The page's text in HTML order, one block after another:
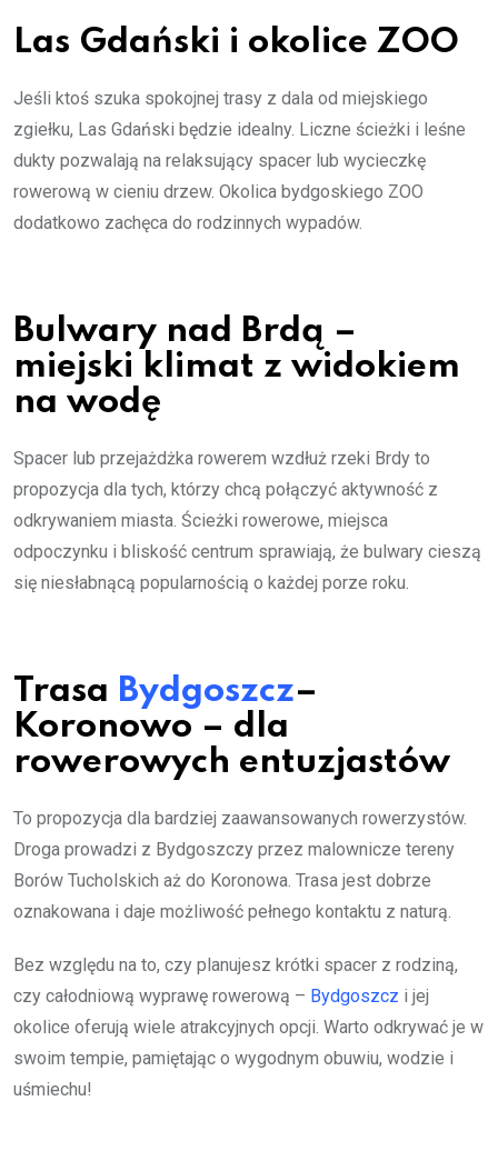
Las Gdański i okolice ZOO
Jeśli ktoś szuka spokojnej trasy z dala od miejskiego
zgiełku, Las Gdański będzie idealny. Liczne ścieżki i leśne
dukty pozwalają na relaksujący spacer lub wycieczkę
rowerową w cieniu drzew. Okolica bydgoskiego ZOO
dodatkowo zachęca do rodzinnych wypadów.
Bulwary nad Brdą –
miejski klimat z widokiem
na wodę
Spacer lub przejażdżka rowerem wzdłuż rzeki Brdy to
propozycja dla tych, którzy chcą połączyć aktywność z
odkrywaniem miasta. Ścieżki rowerowe, miejsca
odpoczynku i bliskość centrum sprawiają, że bulwary cieszą
się niesłabnącą popularnością o każdej porze roku.
Trasa Bydgoszcz–
Koronowo – dla
rowerowych entuzjastów
To propozycja dla bardziej zaawansowanych rowerzystów.
Droga prowadzi z Bydgoszczy przez malownicze tereny
Borów Tucholskich aż do Koronowa. Trasa jest dobrze
oznakowana i daje możliwość pełnego kontaktu z naturą.
Bez względu na to, czy planujesz krótki spacer z rodziną,
czy całodniową wyprawę rowerową – Bydgoszcz i jej
okolice oferują wiele atrakcyjnych opcji. Warto odkrywać je w
swoim tempie, pamiętając o wygodnym obuwiu, wodzie i
uśmiechu!